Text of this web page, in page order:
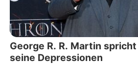
George R. R. Martin
seine Depressionen